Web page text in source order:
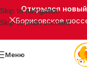
Skip to navigation
Skip to main content
Открылся
Борисовское
Меню